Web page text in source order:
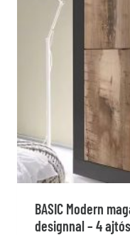
BASIC Modern
designnal – 4